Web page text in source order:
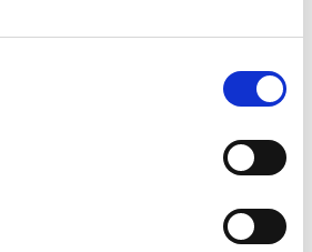
forårsagede forsinkelse.
tidspunkt, og
over, er kunden, såfremt
7 dage, berettiget til en
for hver hele uge